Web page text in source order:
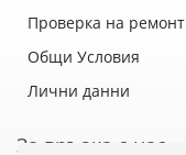
Проверка на ремонт
Общи Условия
Лични данни
За връзка с нас